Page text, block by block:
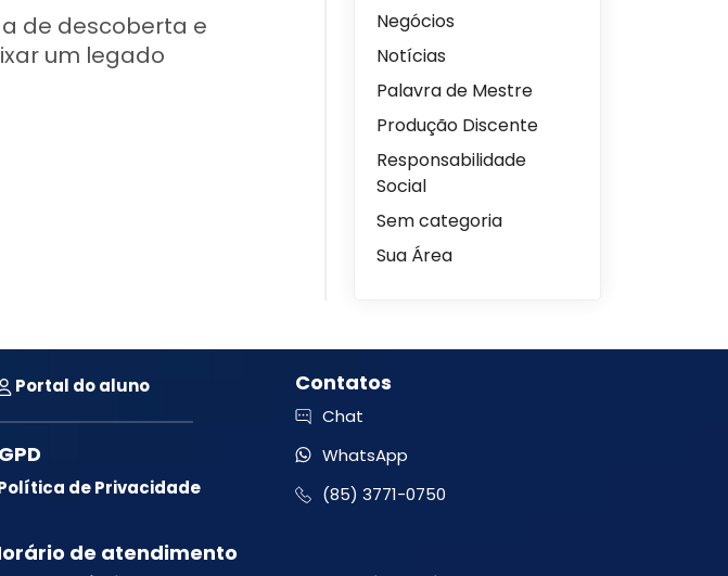
de descoberta e
um legado
Negócios
Notícias
Palavra de Mestre
Produção Discente
Responsabilidade
Social
Sem categoria
Sua Área
Portal do aluno
de Privacidade
Contatos
Chat
WhatsApp
(85) 3771-0750
de atendimento